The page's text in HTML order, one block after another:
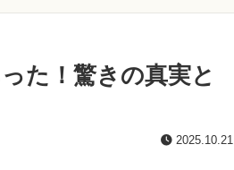
た！驚きの真実と
2025.10.21